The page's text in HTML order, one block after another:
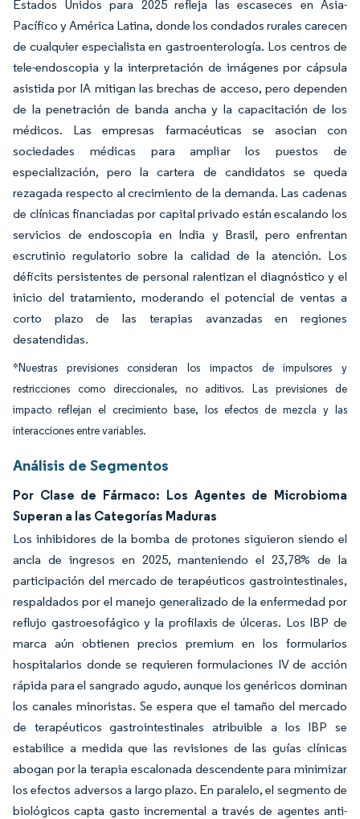
Estados Unidos para 2025 refleja las escaseces en Asia-
Pacífico y América Latina, donde los condados rurales carecen
de cualquier especialista en gastroenterología. Los centros de
tele-endoscopia y la interpretación de imágenes por cápsula
asistida por IA mitigan las brechas de acceso, pero dependen
de la penetración de banda ancha y la capacitación de los
médicos. Las empresas farmacéuticas se asocian con
sociedades médicas para ampliar los puestos de
especialización, pero la cartera de candidatos se queda
rezagada respecto al crecimiento de la demanda. Las cadenas
de clínicas financiadas por capital privado están escalando los
servicios de endoscopia en India y Brasil, pero enfrentan
escrutinio regulatorio sobre la calidad de la atención. Los
déficits persistentes de personal ralentizan el diagnóstico y el
inicio del tratamiento, moderando el potencial de ventas a
corto plazo de las terapias avanzadas en regiones
desatendidas.
*Nuestras previsiones consideran los impactos de impulsores y
restricciones como direccionales, no aditivos. Las previsiones de
impacto reflejan el crecimiento base, los efectos de mezcla y las
interacciones entre variables.
Análisis de Segmentos
Por Clase de Fármaco: Los Agentes de Microbioma
Superan a las Categorías Maduras
Los inhibidores de la bomba de protones siguieron siendo el
ancla de ingresos en 2025, manteniendo el 23,78% de la
participación del mercado de terapéuticos gastrointestinales,
respaldados por el manejo generalizado de la enfermedad por
reflujo gastroesofágico y la profilaxis de úlceras. Los IBP de
marca aún obtienen precios premium en los formularios
hospitalarios donde se requieren formulaciones IV de acción
rápida para el sangrado agudo, aunque los genéricos dominan
los canales minoristas. Se espera que el tamaño del mercado
de terapéuticos gastrointestinales atribuible a los IBP se
estabilice a medida que las revisiones de las guías clínicas
abogan por la terapia escalonada descendente para minimizar
los efectos adversos a largo plazo. En paralelo, el segmento de
biológicos capta gasto incremental a través de agentes anti-